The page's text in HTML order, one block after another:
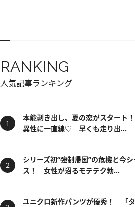
RANKING
人気記事ランキング
本能剥き出し、夏の恋がスタート
異性に一直線♡ 早くも走り出...
シリーズ初“強制帰国”の危機と今
ス！ 女性が沼るモテテク勃...
ユニクロ新作パンツが優秀！ 「